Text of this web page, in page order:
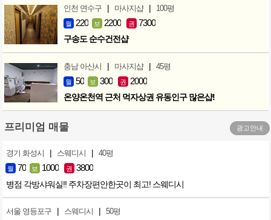
인천 연수구 | 마사지샵 | 100평
월 220 보 2200 권 7300
구송도 순수건전샵
충남 아산시 | 마사지샵 | 45평
월 50 보 300 권 2000
온양온천역 근처 먹자상권 유동인구 많은샵!
프리미엄 매물 광고안내
경기 화성시 | 스웨디시 | 40평
월 70 보 1000 권 3800
병점 각방샤워실!! 주차장편안한곳이 최고! 스웨디시
서울 영등포구 | 스웨디시 | 50평